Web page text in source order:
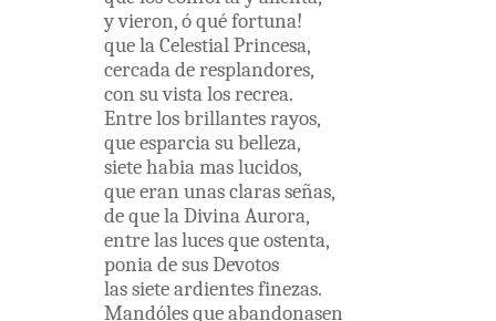
yvieron,óquéfortuna!
quelaCelestialPrincesa,
cercadaderesplandores,
con suvistalosrecrea.
Entrelosbrillantesrayos,
queesparciasubelleza,
sietehabiamaslucidos,
queeran unasclarasseñas,
dequelaDivinaAurora,
entrelaslucesqueostenta,
poniadesusDevotos
lassieteardientesfinezas.
Mandólesqueabandonasen